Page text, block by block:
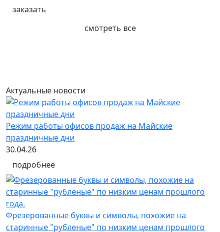
заказать
смотреть все
Актуальные новости
Режим работы офисов продаж на Майские
праздничные дни
30.04.26
подробнее
Фрезерованные буквы и символы, похожие на
старинные "рубленые" по низким ценам прошлого